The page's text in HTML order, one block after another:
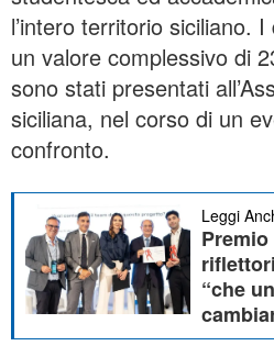
l’intero territorio ​siciliano.
un valore complessivo di
sono stati presentati
siciliana, nel corso di un
confronto.
Leggi
“che